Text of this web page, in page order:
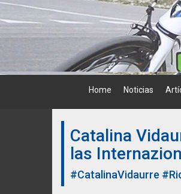
Skip
to
Home Noticias
Catalina
las
#CatalinaVidaurre